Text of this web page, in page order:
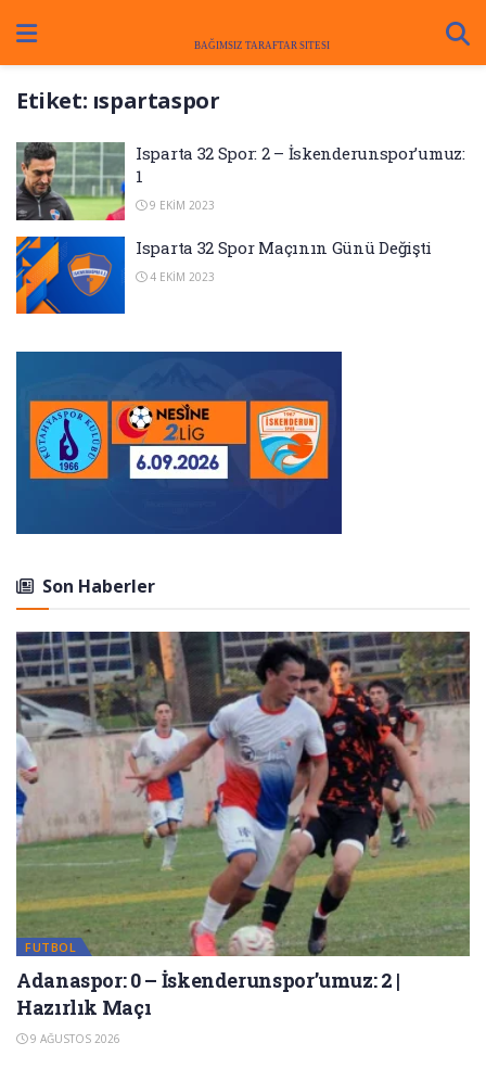
Etiket: ıspartaspor
Isparta 32 Spor: 2 – İskenderunspor’umuz:
1
9 EKIM 2023
Isparta 32 Spor Maçının Günü Değişti
4 EKIM 2023
Son Haberler
FUTBOL
Adanaspor: 0 – İskenderunspor’umuz: 2 |
Hazırlık Maçı
9 AĞUSTOS 2026